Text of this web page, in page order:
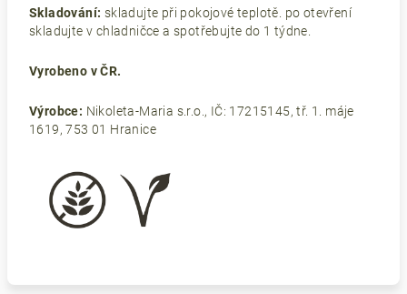
Skladování: skladujte při pokojové teplotě. po otevření
skladujte v chladničce a spotřebujte do 1 týdne.
Vyrobeno v ČR.
Výrobce: Nikoleta-Maria s.r.o., IČ: 17215145, tř. 1. máje
1619, 753 01 Hranice